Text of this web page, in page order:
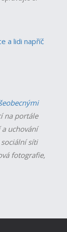
a lidi napříč
na portále
uchování
síti
fotografie,